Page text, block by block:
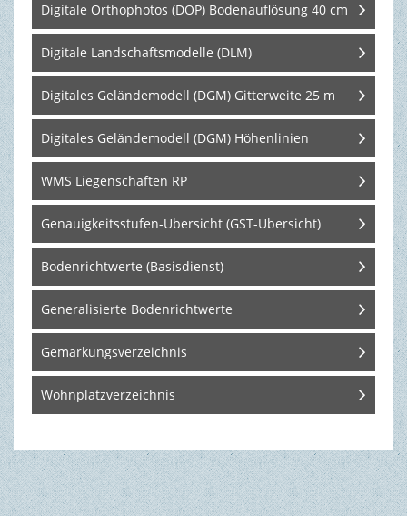
Digitale Orthophotos (DOP) Bodenauflösung 40 cm
Digitale Landschaftsmodelle (DLM)
Digitales Geländemodell (DGM) Gitterweite 25 m
Digitales Geländemodell (DGM) Höhenlinien
WMS Liegenschaften RP
Genauigkeitsstufen-Übersicht (GST-Übersicht)
Bodenrichtwerte (Basisdienst)
Generalisierte Bodenrichtwerte
Gemarkungsverzeichnis
Wohnplatzverzeichnis